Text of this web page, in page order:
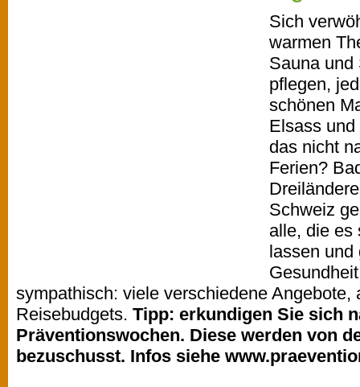
Sich
warmen
Sauna und
pflegen,
schönen
Elsass
das nicht
Ferien?
Schweiz
alle, die es
lassen
sympathisch: viele verschiedene Angebote,
Reisebudgets. Tipp: erkundigen Sie sich
Präventionswochen. Diese werden von
bezuschusst. Infos siehe